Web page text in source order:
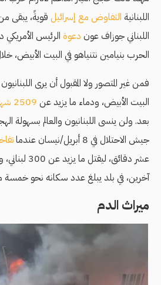
اللبنانية التفاوض مع إسرائيل قويةً، يبقى
اللبناني جوزاف عون دعوة الرئيس الأمريكي
الحرب بنيامين نتنياهو في البيت الأبيض،
فمن غير المتصور ولا المقبول أن يرى
البيت الأبيض، ودماء ما يزيد عن 2509 شهداء لبنانيين
بعد. ولن ينسى اللبنانيون والعالم بسهولة
جيش الاحتلال في 8 أبريل/نيسان عندما
عشر دقائق،
آخرين، في بلد يبلغ عدد سكانه نحو خمسة
ميراث الدم